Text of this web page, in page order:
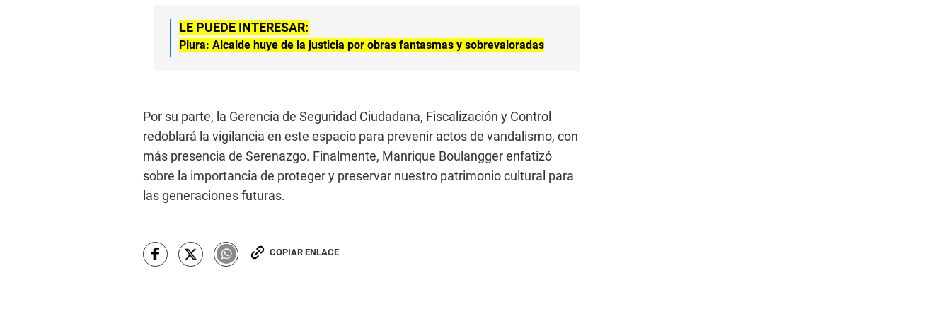
LE PUEDE INTERESAR:
Piura: Alcalde huye de la justicia por obras fantasmas y sobrevaloradas
Por su parte, la Gerencia de Seguridad Ciudadana, Fiscalización y Control
redoblará la vigilancia en este espacio para prevenir actos de vandalismo, con
más presencia de Serenazgo. Finalmente, Manrique Boulangger enfatizó
sobre la importancia de proteger y preservar nuestro patrimonio cultural para
las generaciones futuras.
COPIAR ENLACE